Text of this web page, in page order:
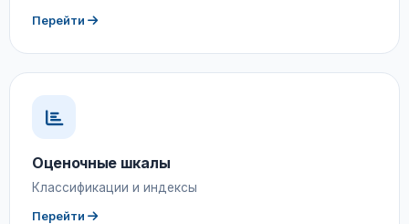
Перейти
Оценочные шкалы
Классификации и индексы
Перейти